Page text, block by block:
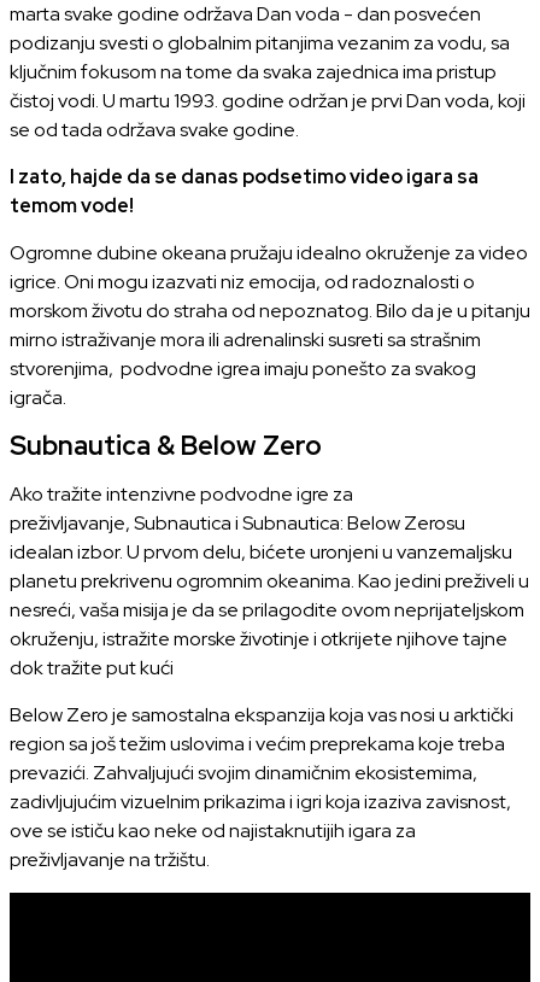
marta svake godine održava Dan voda - dan posvećen
podizanju svesti o globalnim pitanjima vezanim za vodu, sa
ključnim fokusom na tome da svaka zajednica ima pristup
čistoj vodi. U martu 1993. godine održan je prvi Dan voda, koji
se od tada održava svake godine.
I zato, hajde da se danas podsetimo video igara sa
temom vode!
Ogromne dubine okeana pružaju idealno okruženje za video
igrice. Oni mogu izazvati niz emocija, od radoznalosti o
morskom životu do straha od nepoznatog. Bilo da je u pitanju
mirno istraživanje mora ili adrenalinski susreti sa strašnim
stvorenjima, podvodne igrea imaju ponešto za svakog
igrača.
Subnautica & Below Zero
Ako tražite intenzivne podvodne igre za
preživljavanje, Subnautica i Subnautica: Below Zerosu
idealan izbor. U prvom delu, bićete uronjeni u vanzemaljsku
planetu prekrivenu ogromnim okeanima. Kao jedini preživeli u
nesreći, vaša misija je da se prilagodite ovom neprijateljskom
okruženju, istražite morske životinje i otkrijete njihove tajne
dok tražite put kući
Below Zero je samostalna ekspanzija koja vas nosi u arktički
region sa još težim uslovima i većim preprekama koje treba
prevazići. Zahvaljujući svojim dinamičnim ekosistemima,
zadivljujućim vizuelnim prikazima i igri koja izaziva zavisnost,
ove se ističu kao neke od najistaknutijih igara za
preživljavanje na tržištu.